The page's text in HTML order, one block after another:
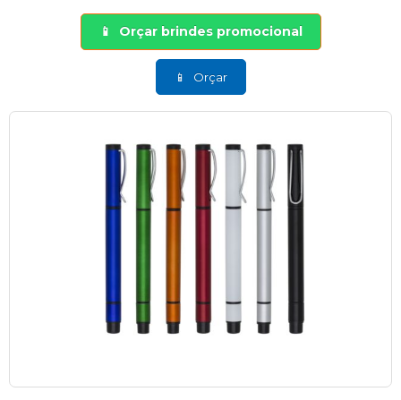
Orçar brindes promocional
Orçar